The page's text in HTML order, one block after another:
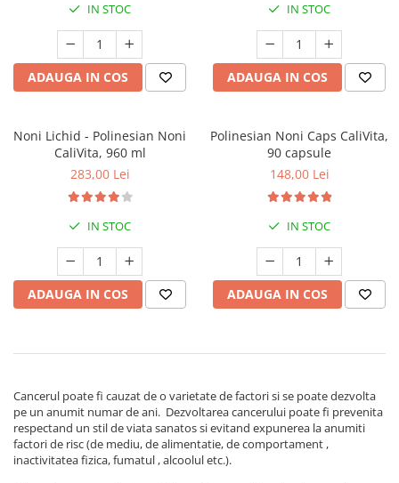
IN STOC
ADAUGA IN COS
IN STOC
ADAUGA IN COS
Noni Lichid - Polinesian Noni
CaliVita, 960 ml
283,00 Lei
IN STOC
ADAUGA IN COS
Polinesian Noni Caps CaliVita,
90 capsule
148,00 Lei
IN STOC
ADAUGA IN COS
Cancerul poate fi cauzat de o varietate de factori si se poate dezvolta
pe un anumit numar de ani. Dezvoltarea cancerului poate fi prevenita
respectand un stil de viata sanatos si evitand expunerea la anumiti
factori de risc (de mediu, de alimentatie, de comportament ,
inactivitatea fizica, fumatul , alcoolul etc.).